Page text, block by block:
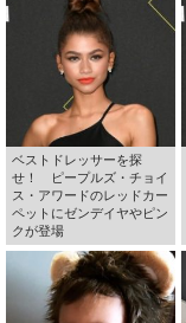
ベストドレッサーを探
せ！ ピープルズ・チョイ
ス・アワードのレッドカー
ペットにゼンデイヤやピン
クが登場